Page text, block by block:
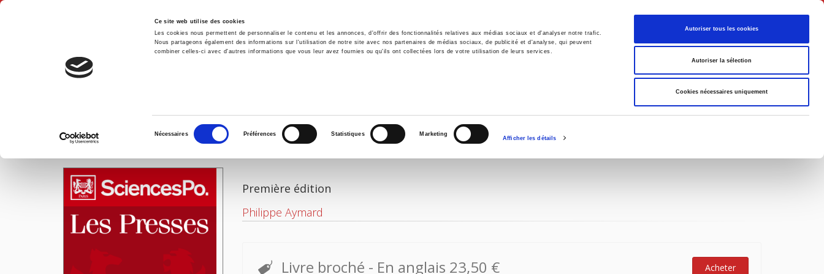
Ce site web utilise des cookies
Les cookies nous permettent de personnaliser le contenu et les annonces, d'offrir des fonctionnalités relatives aux médias sociaux et d'analyser notre trafic.
Nous partageons également des informations sur l'utilisation de notre site avec nos partenaires de médias sociaux, de publicité et d'analyse, qui peuvent
combiner celles-ci avec d'autres informations que vous leur avez fournies ou qu'ils ont collectées lors de votre utilisation de leurs services.
consentement
Nécessaires Préférences Statistiques Marketing
Afficher les détails
Autoriser tous les cookies
Autoriser la sélection
Cookies nécessaires uniquement
Français
Accueil Environnement Histoire International
IMAGES
Première édition
Philippe Aymard
Livre broché - En anglais 23,50 € Acheter